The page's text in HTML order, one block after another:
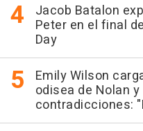
Jacob Batalon
Peter en el final
Day
Emily Wilson
odisea de Nolan
contradicciones: